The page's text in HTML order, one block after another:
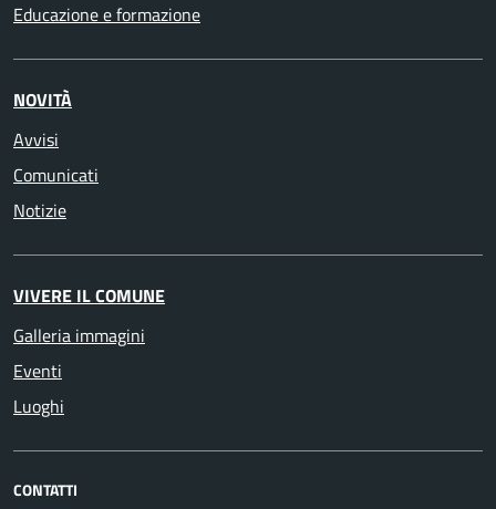
Educazione e formazione
NOVITÀ
Avvisi
Comunicati
Notizie
VIVERE IL COMUNE
Galleria immagini
Eventi
Luoghi
CONTATTI